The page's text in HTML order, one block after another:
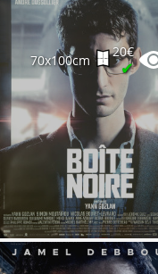
70x100cm
20€
✔